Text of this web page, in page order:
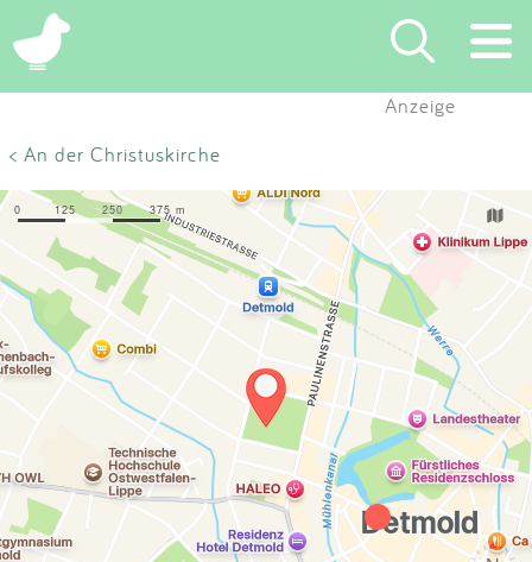
×
Suchen
Eintragen
App
Partner
Kontakt
Impressum
Anzeige
< An der Christuskirche